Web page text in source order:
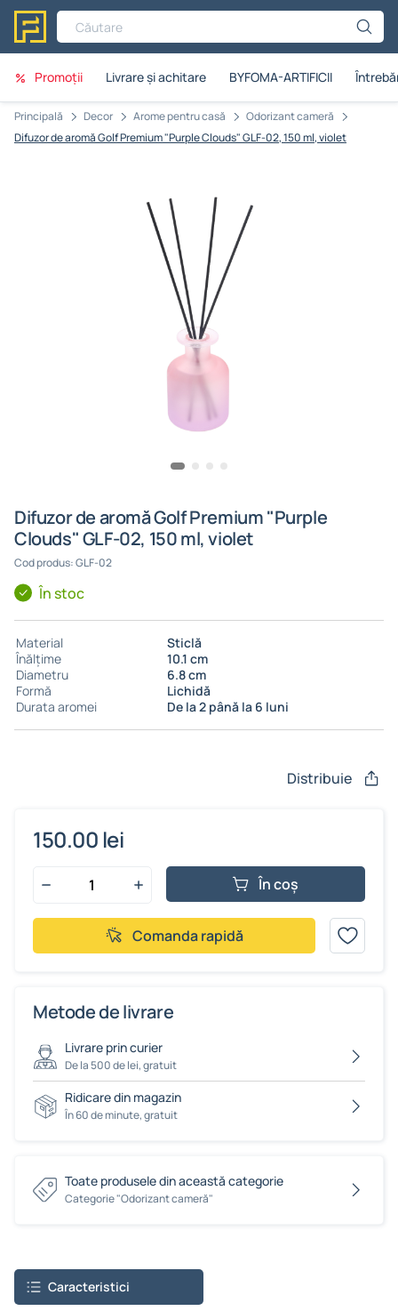
Căutare
Promoții Livrare și achitare BYFOMA-ARTIFICII
Principală Decor Arome pentru casă
Odorizant cameră
Difuzor de aromă Golf Premium "Purple Clouds" GLF-02, 150 ml, violet
Difuzor de aromă Golf Premium "Purple
Clouds" GLF-02, 150 ml, violet
Cod produs: GLF-02
În stoc
Material
Sticlă
Înălțime
10.1 cm
Diametru
6.8 cm
Formă
Lichidă
Durata aromei
De la 2 până la 6 luni
Distribuie
150.00 lei
În coș
Comanda rapidă
Metode de livrare
Livrare prin curier
De la 500 de lei, gratuit
Ridicare din magazin
În 60 de minute, gratuit
Toate produsele din această categorie
Сategorie "Odorizant cameră"
Caracteristici